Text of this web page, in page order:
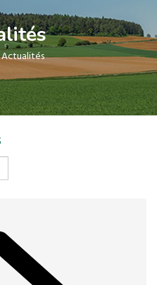
Actualités